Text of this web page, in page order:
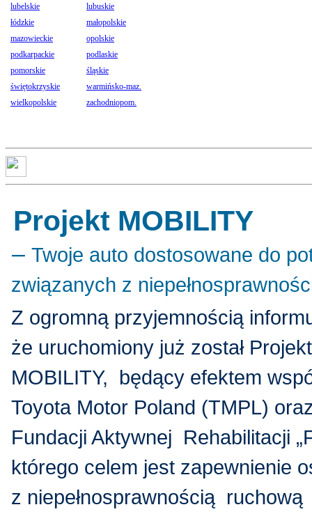
lubelskie
lubuskie
łódzkie
małopolskie
mazowieckie
opolskie
podkarpackie
podlaskie
pomorskie
śląskie
świętokrzyskie
warmińsko-maz.
wielkopolskie
zachodniopom.
Projekt MOBILITY
– Twoje auto dostosowane do
związanych z
Z ogromną przyjemnością
że uruchomiony już został Projekt
MOBILITY, będący efektem
Toyota Motor Poland (TMPL)
Fundacji Aktywnej Rehabilitacji
którego celem jest zapewnienie
z niepełnosprawnością ruchową